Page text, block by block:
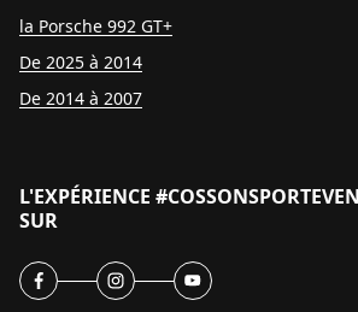
la Porsche 992 GT+
De 2025 à 2014
De 2014 à 2007
L'EXPÉRIENCE
SUR